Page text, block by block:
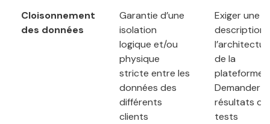
Cloisonnement
des données
Garantie d’une
isolation
logique et/ou
physique
stricte entre les
données des
différents
clients
Exiger une
description
de la
plateforme.
Demander
résultats de
tests